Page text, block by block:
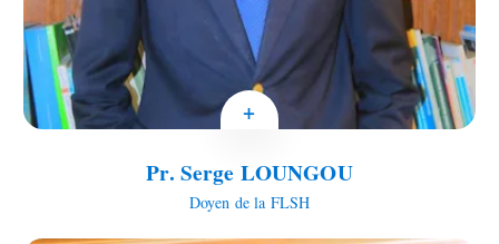
+
Pr. Serge LOUNGOU
Doyen de la FLSH